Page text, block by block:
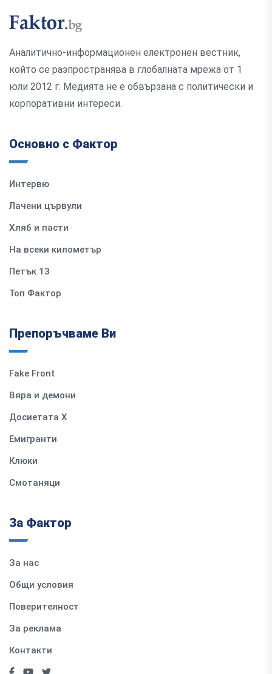
Аналитично-информационен електронен вестник,
който се разпространява в глобалната мрежа от 1
юли 2012 г. Медията не е обвързана с политически и
корпоративни интереси.
Основно с Фактор
Интервю
Лачени цървули
Хляб и пасти
На всеки километър
Петък 13
Топ Фактор
Препоръчваме Ви
Fake Front
Вяра и демони
Досиетата Х
Емигранти
Клюки
Смотаняци
За Фактор
За нас
Общи условия
Поверителност
За реклама
Контакти